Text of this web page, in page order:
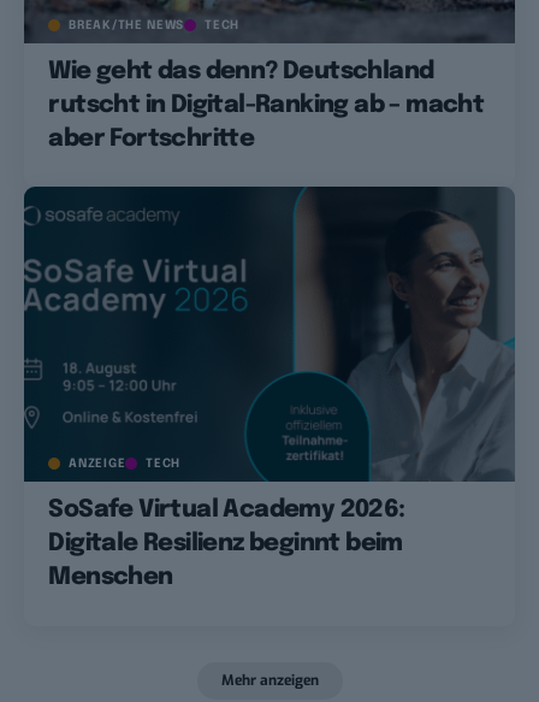
BREAK/THE NEWS TECH
Wie geht das denn? Deutschland
rutscht in Digital-Ranking ab – macht
aber Fortschritte
ANZEIGE TECH
SoSafe Virtual Academy 2026:
Digitale Resilienz beginnt beim
Menschen
Mehr anzeigen